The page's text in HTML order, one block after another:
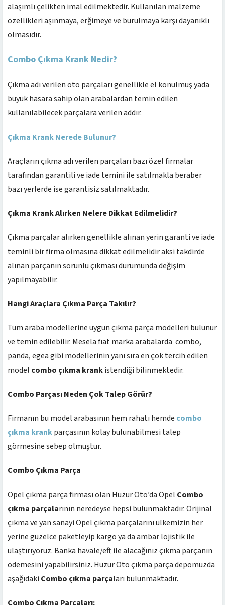
alaşımlı çelikten imal edilmektedir. Kullanılan malzeme
özellikleri aşınmaya, erğimeye ve burulmaya karşı dayanıklı
olmasıdır.
Combo Çıkma Krank Nedir?
Çıkma adı verilen oto parçaları genellikle el konulmuş yada
büyük hasara sahip olan arabalardan temin edilen
kullanılabilecek parçalara verilen addır.
Çıkma Krank Nerede Bulunur?
Araçların çıkma adı verilen parçaları bazı özel firmalar
tarafından garantili ve iade temini ile satılmakla beraber
bazı yerlerde ise garantisiz satılmaktadır.
Çıkma Krank Alırken Nelere Dikkat Edilmelidir?
Çıkma parçalar alırken genellikle alınan yerin garanti ve iade
teminli bir firma olmasına dikkat edilmelidir aksi takdirde
alınan parçanın sorunlu çıkması durumunda değişim
yapılmayabilir.
Hangi Araçlara Çıkma Parça Takılır?
Tüm araba modellerine uygun çıkma parça modelleri bulunur
ve temin edilebilir. Mesela fıat marka arabalarda combo,
panda, egea gibi modellerinin yanı sıra en çok tercih edilen
model combo çıkma krankistendiği bilinmektedir.
Combo Parçası Neden Çok Talep Görür?
Firmanın bu model arabasının hem rahatı hemde combo
çıkma krankparçasının kolay bulunabilmesi talep
görmesine sebep olmuştur.
Combo Çıkma Parça
Opel çıkma parça firması olan Huzur Oto’da Opel Combo
çıkma parçalarının neredeyse hepsi bulunmaktadır. Orijinal
çıkma ve yan sanayi Opel çıkma parçalarını ülkemizin her
yerine güzelce paketleyip kargo ya da ambar lojistik ile
ulaştırıyoruz. Banka havale/eft ile alacağınız çıkma parçanın
ödemesini yapabilirsiniz. Huzur Oto çıkma parça depomuzda
aşağıdaki Combo çıkma parçaları bulunmaktadır.